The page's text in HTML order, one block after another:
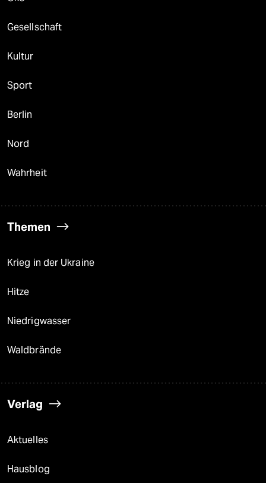
Gesellschaft
Kultur
Sport
Berlin
Nord
Wahrheit
Themen
Krieg in der Ukraine
Hitze
Niedrigwasser
Waldbrände
Verlag
Aktuelles
Hausblog